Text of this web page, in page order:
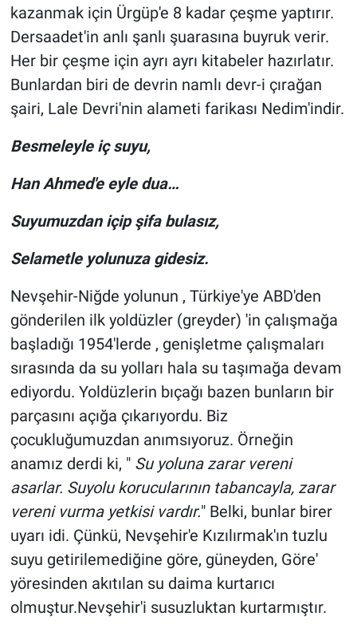
kazanmak için Ürgüp'e 8 kadar çeşme yaptırır.
Dersaadet'in anlı şanlı şuarasına buyruk verir.
Her bir çeşme için ayrı ayrı kitabeler hazırlatır.
Bunlardan biri de devrin namlı devr-i çırağan
şairi, Lale Devri'nin alameti farikası Nedim'indir.
Besmeleyle iç suyu,
Han Ahmed'e eyle dua…
Suyumuzdan içip şifa bulasız,
Selametle yolunuza gidesiz.
Nevşehir-Niğde yolunun , Türkiye'ye ABD'den
gönderilen ilk yoldüzler (greyder) 'in çalışmağa
başladığı 1954'lerde , genişletme çalışmaları
sırasında da su yolları hala su taşımağa devam
ediyordu. Yoldüzlerin bıçağı bazen bunların bir
parçasını açığa çıkarıyordu. Biz
çocukluğumuzdan anımsıyoruz. Örneğin
anamız derdi ki, " Su yoluna zarar vereni
asarlar. Suyolu korucularının tabancayla, zarar
vereni vurma yetkisi vardır." Belki, bunlar birer
uyarı idi. Çünkü, Nevşehir'e Kızılırmak'ın tuzlu
suyu getirilemediğine göre, güneyden, Göre'
yöresinden akıtılan su daima kurtarıcı
olmuştur.Nevşehir'i susuzluktan kurtarmıştır.